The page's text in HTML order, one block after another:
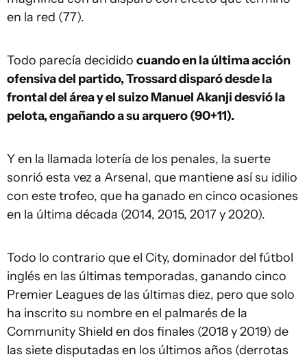
en la red (77).
Todo parecía decidido cuando en la última acción
ofensiva del partido, Trossard disparó desde la
frontal del área y el suizo Manuel Akanji desvió la
pelota, engañando a su arquero (90+11).
Y en la llamada lotería de los penales, la suerte
sonrió esta vez a Arsenal, que mantiene así su idilio
con este trofeo, que ha ganado en cinco ocasiones
en la última década (2014, 2015, 2017 y 2020).
Todo lo contrario que el City, dominador del fútbol
inglés en las últimas temporadas, ganando cinco
Premier Leagues de las últimas diez, pero que solo
ha inscrito su nombre en el palmarés de la
Community Shield en dos finales (2018 y 2019) de
las siete disputadas en los últimos años (derrotas